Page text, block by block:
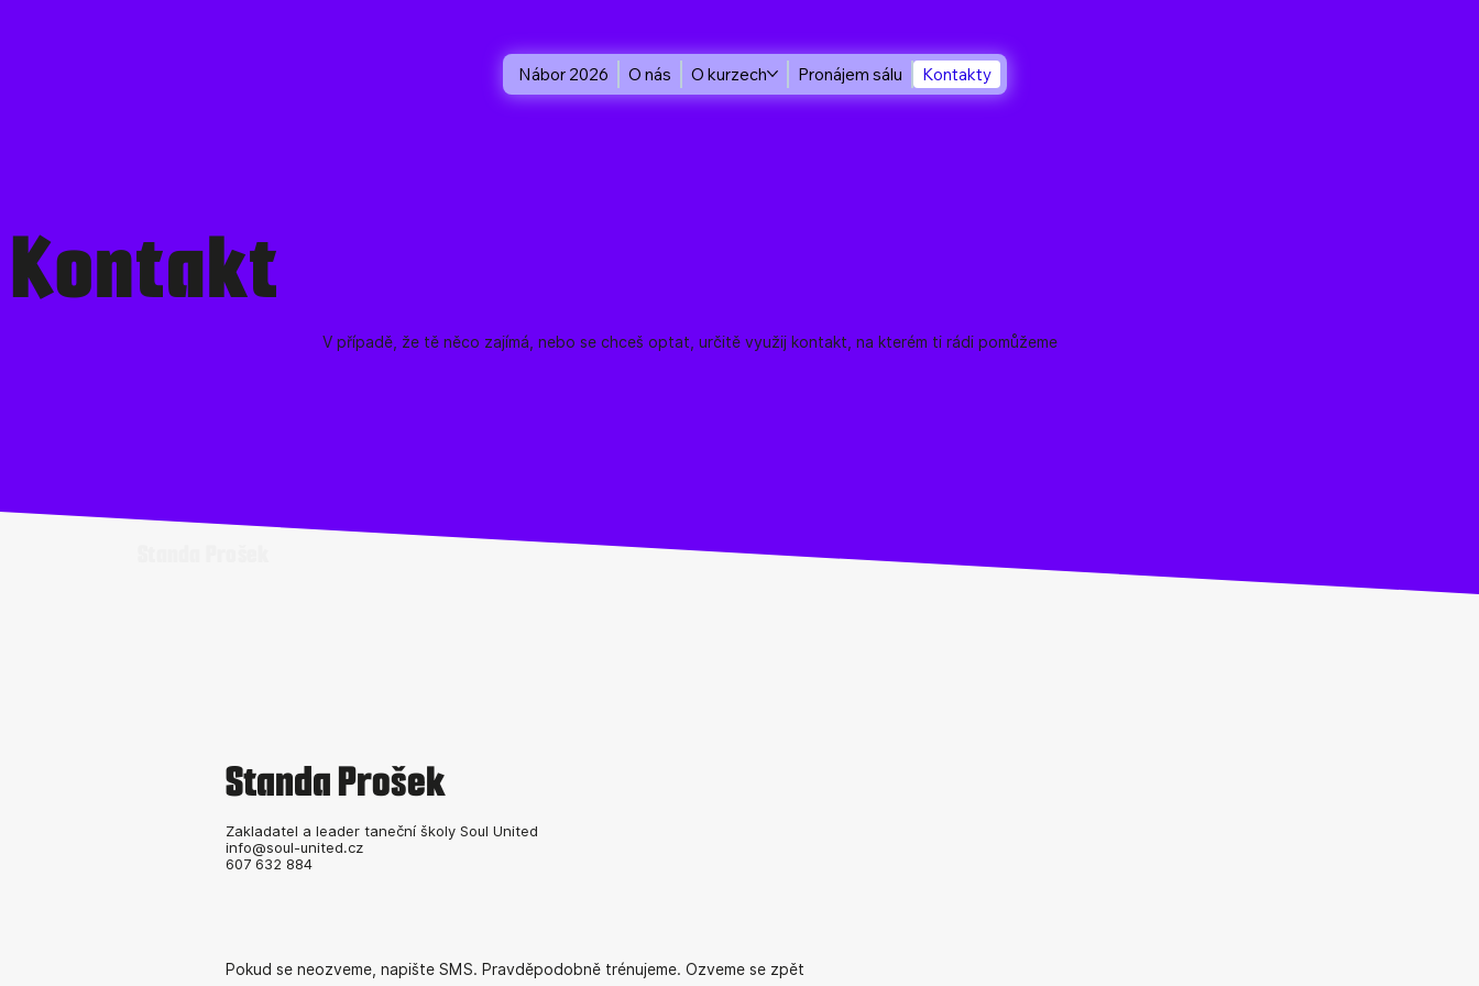
Nábor 2026 O nás O kurzech Pronájem sálu Kontakty
Kontakt
V případě, že tě něco zajímá, nebo se chceš optat, určitě využij kontakt, na kterém ti rádi pomůžeme
Standa Prošek
Zakladatel a leader taneční školy Soul United
info@soul-united.cz
607 632 884
Pokud se neozveme, napište SMS. Pravděpodobně trénujeme. Ozveme se zpět